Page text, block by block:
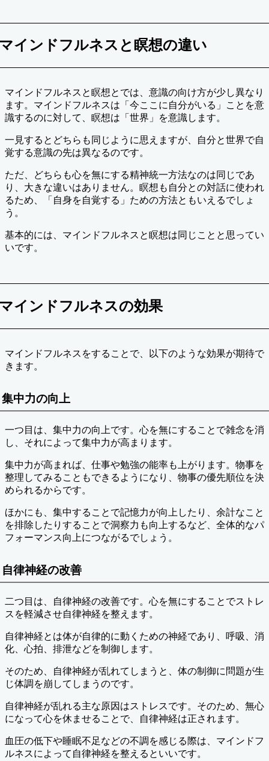
インドフルネスと瞑想の違い
マインドフルネスと瞑想とでは、意識の向け方が少し異なり
ます。マインドフルネスは「今ここに自分がいる」ことを意
識するのに対して、瞑想は「世界」を意識します。
一見するとどちらも同じように思えますが、自分と世界で自
覚する意識の先は異なるのです。
ただ、どちらも心を無にする精神統一方法なのは同じであ
り、大きな違いはありません。瞑想も自分との対話に使われ
るため、「自身を自覚する」ための方法ともいえるでしょ
う。
基本的には、マインドフルネスと瞑想は同じことと思ってい
いです。
インドフルネスの効果
マインドフルネスをすることで、以下のような効果が期待で
きます。
集中力の向上
一つ目は、集中力の向上です。心を無にすることで雑念を消
し、それによって集中力が高まります。
集中力が高まれば、仕事や勉強の能率も上がります。物事を
整理してみることもできるようになり、物事の優先順位を決
められるからです。
ほかにも、集中することで記憶力が向上したり、余計なこと
を排除したりすることで洞察力も向上するなど、全体的なパ
フォーマンス向上につながるでしょう。
自律神経の改善
二つ目は、自律神経の改善です。心を無にすることでストレ
スを軽減させ自律神経を整えます。
自律神経とは体が自律的に動くための神経であり、呼吸、消
化、心拍、排泄などを制御します。
そのため、自律神経が乱れてしまうと、体の制御に問題が生
じ体調を崩してしまうのです。
自律神経が乱れる主な原因はストレスです。そのため、無心
になって心を休ませることで、自律神経は正されます。
血圧の低下や睡眠不足などの不調を感じる際は、マインドフ
ルネスによって自律神経を整えるといいです。